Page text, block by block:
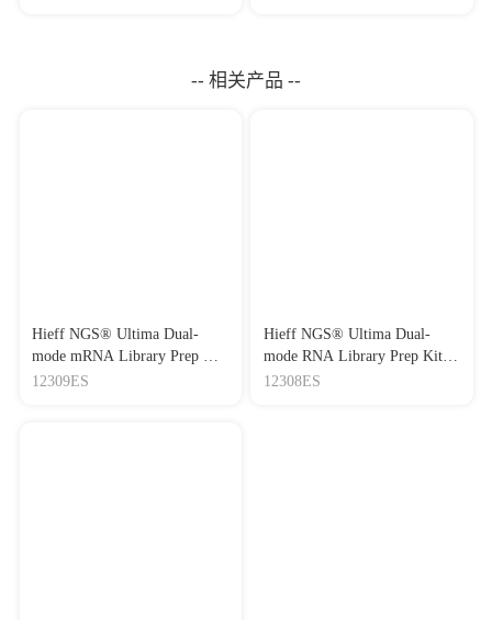
-- 相关产品 --
Hieff NGS® Ultima Dual-
mode mRNA Library Prep Kit
兼容illumina平台和MGI双平
12309ES
Hieff NGS® Ultima Dual-
mode RNA Library Prep Kit
兼容illumina平台和MGI双平
12308ES